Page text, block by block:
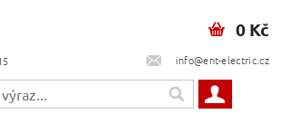
info@ent-electric.cz
0 Kč